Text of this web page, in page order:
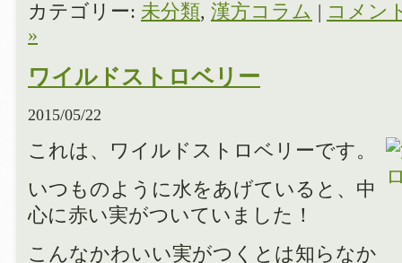
カテゴリー: 未分類, 漢方コラム | コメン
»
ワイルドストロベリー
2015/05/22
これは、ワイルドストロベリーです。
いつものように水をあげていると、中
心に赤い実がついていました！
こんなかわいい実がつくとは知らなか